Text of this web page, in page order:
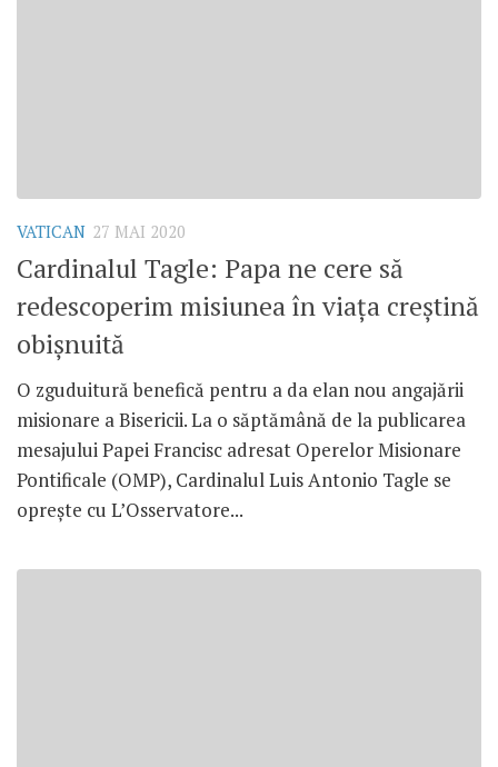
VATICAN 27 MAI 2020
Cardinalul Tagle: Papa ne cere să
redescoperim misiunea în viața creștină
obișnuită
O zguduitură benefică pentru a da elan nou angajării
misionare a Bisericii. La o săptămână de la publicarea
mesajului Papei Francisc adresat Operelor Misionare
Pontificale (OMP), Cardinalul Luis Antonio Tagle se
oprește cu L’Osservatore...